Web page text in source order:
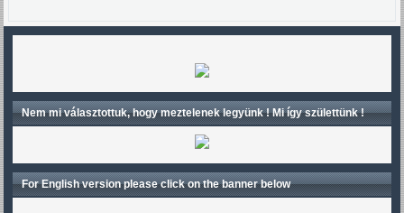
Nem mi választottuk, hogy meztelenek legyünk ! Mi így születtünk !
For English version please click on the banner below